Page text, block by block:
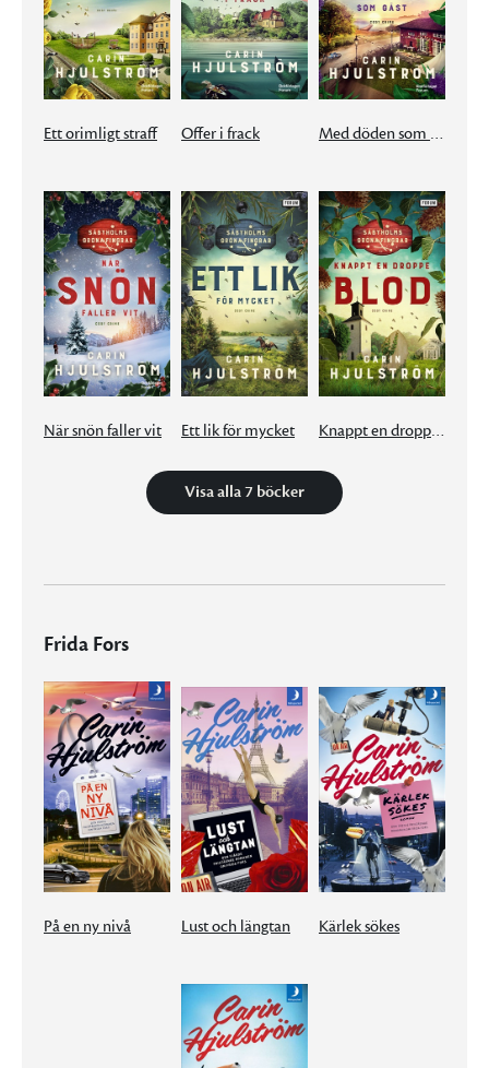
Ett orimligt straff Offer i frack Med döden som gäst
När snön faller vit Ett lik för mycket Knappt en droppe blod
Visa alla 7 böcker
Frida Fors
På en ny nivå Lust och längtan Kärlek sökes